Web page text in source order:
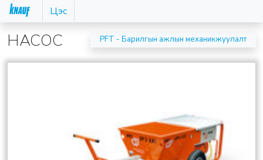
Цэс
НАСОС PFT - Барилгын ажлын механикжуулалт